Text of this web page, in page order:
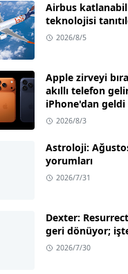
Airbus
teknolojisi
2026/8/5
Apple zirveyi
akıllı telefon
iPhone'dan geldi
2026/8/3
Astroloji:
yorumları
2026/7/31
Dexter:
geri dönüyor;
2026/7/30